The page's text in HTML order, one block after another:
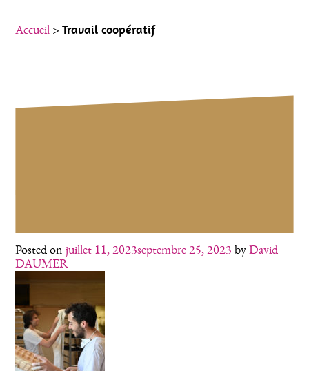
AllerAccueil >Travail coopératif
Posted onjuillet 11, 2023septembre 25, 2023 byDavid
DAUMER